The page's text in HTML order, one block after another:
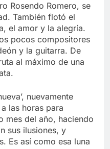
Rosendo Romero, se
También flotó el
el amor y la alegría.
pocos compositores
y la guitarra. De
al máximo de una
nuevamente
las horas para
mes del año, haciendo
sus ilusiones, y
Es así como esa luna